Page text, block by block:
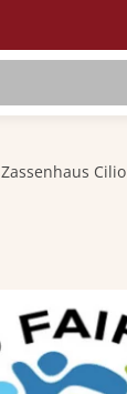
Zassenhaus Cilio